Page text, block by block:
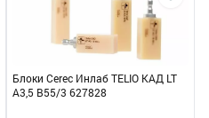
Блоки Cerec Инлаб TELIO КАД LT
A3,5 B55/3 627828